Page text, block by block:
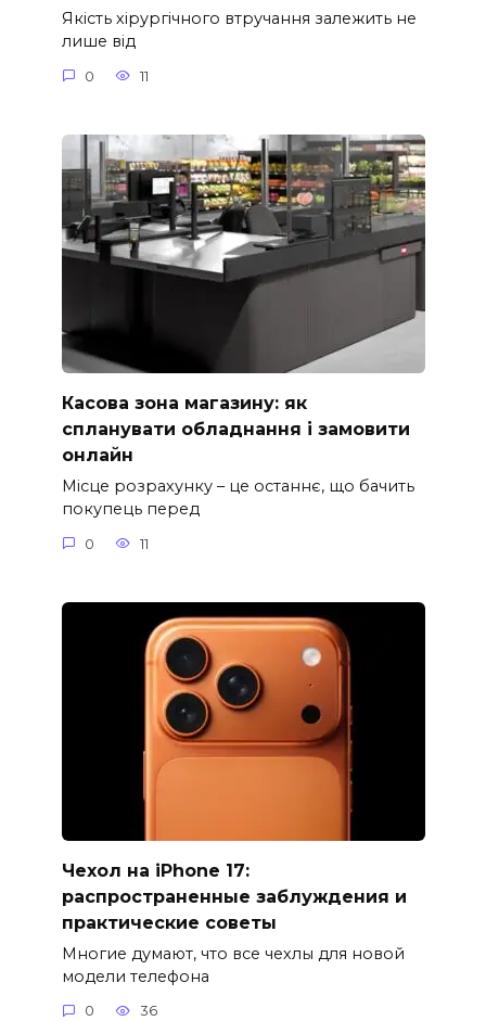
Якість хірургічного втручання залежить не
лише від
0 11
Касова зона магазину: як
спланувати обладнання і замовити
онлайн
Місце розрахунку – це останнє, що бачить
покупець перед
0 11
Чехол на iPhone 17:
распространенные заблуждения и
практические советы
Многие думают, что все чехлы для новой
модели телефона
0 36